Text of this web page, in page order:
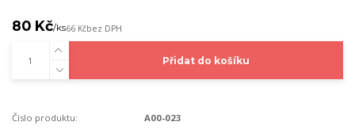
80 Kč/ks66 Kčbez DPH
Přidat do košíku
Číslo produktu: A00-023